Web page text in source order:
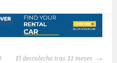
El descolecho tras 31 meses